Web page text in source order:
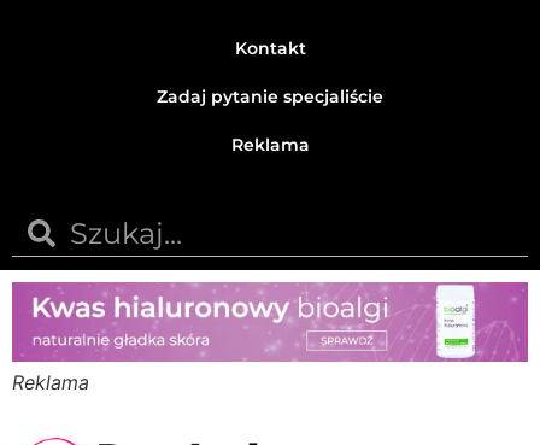
Kontakt
Zadaj pytanie specjaliście
Reklama
Reklama